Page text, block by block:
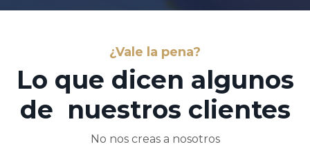
¿Vale la pena?
Lo que dicen algunos
de nuestros clientes
No nos creas a nosotros